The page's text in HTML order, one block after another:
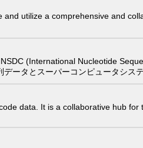
utilize a comprehensive and
(International Nucleotide
ータとスーパーコンピュータシス
data. It is a collaborative hub for